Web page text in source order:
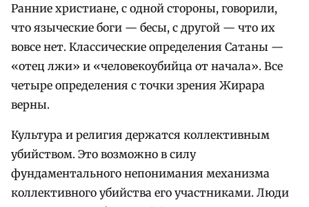
Ранние христиане, с одной стороны, говорили,
что языческие боги — бесы, с другой — что их
вовсе нет. Классические определения Сатаны —
«отец лжи» и «человекоубийца от начала». Все
четыре определения с точки зрения Жирара
верны.
Культура и религия держатся коллективным
убийством. Это возможно в силу
фундаментального непонимания механизма
коллективного убийства его участниками. Люди